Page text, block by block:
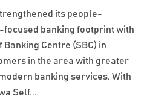
its people-
banking footprint with
Centre (SBC) in
in the area with greater
banking services. With
Self...